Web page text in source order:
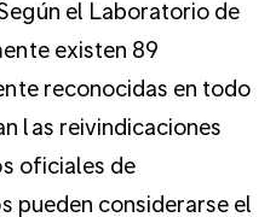
el Laboratorio de
existen 89
reconocidas en todo
las reivindicaciones
oficiales de
pueden considerarse el